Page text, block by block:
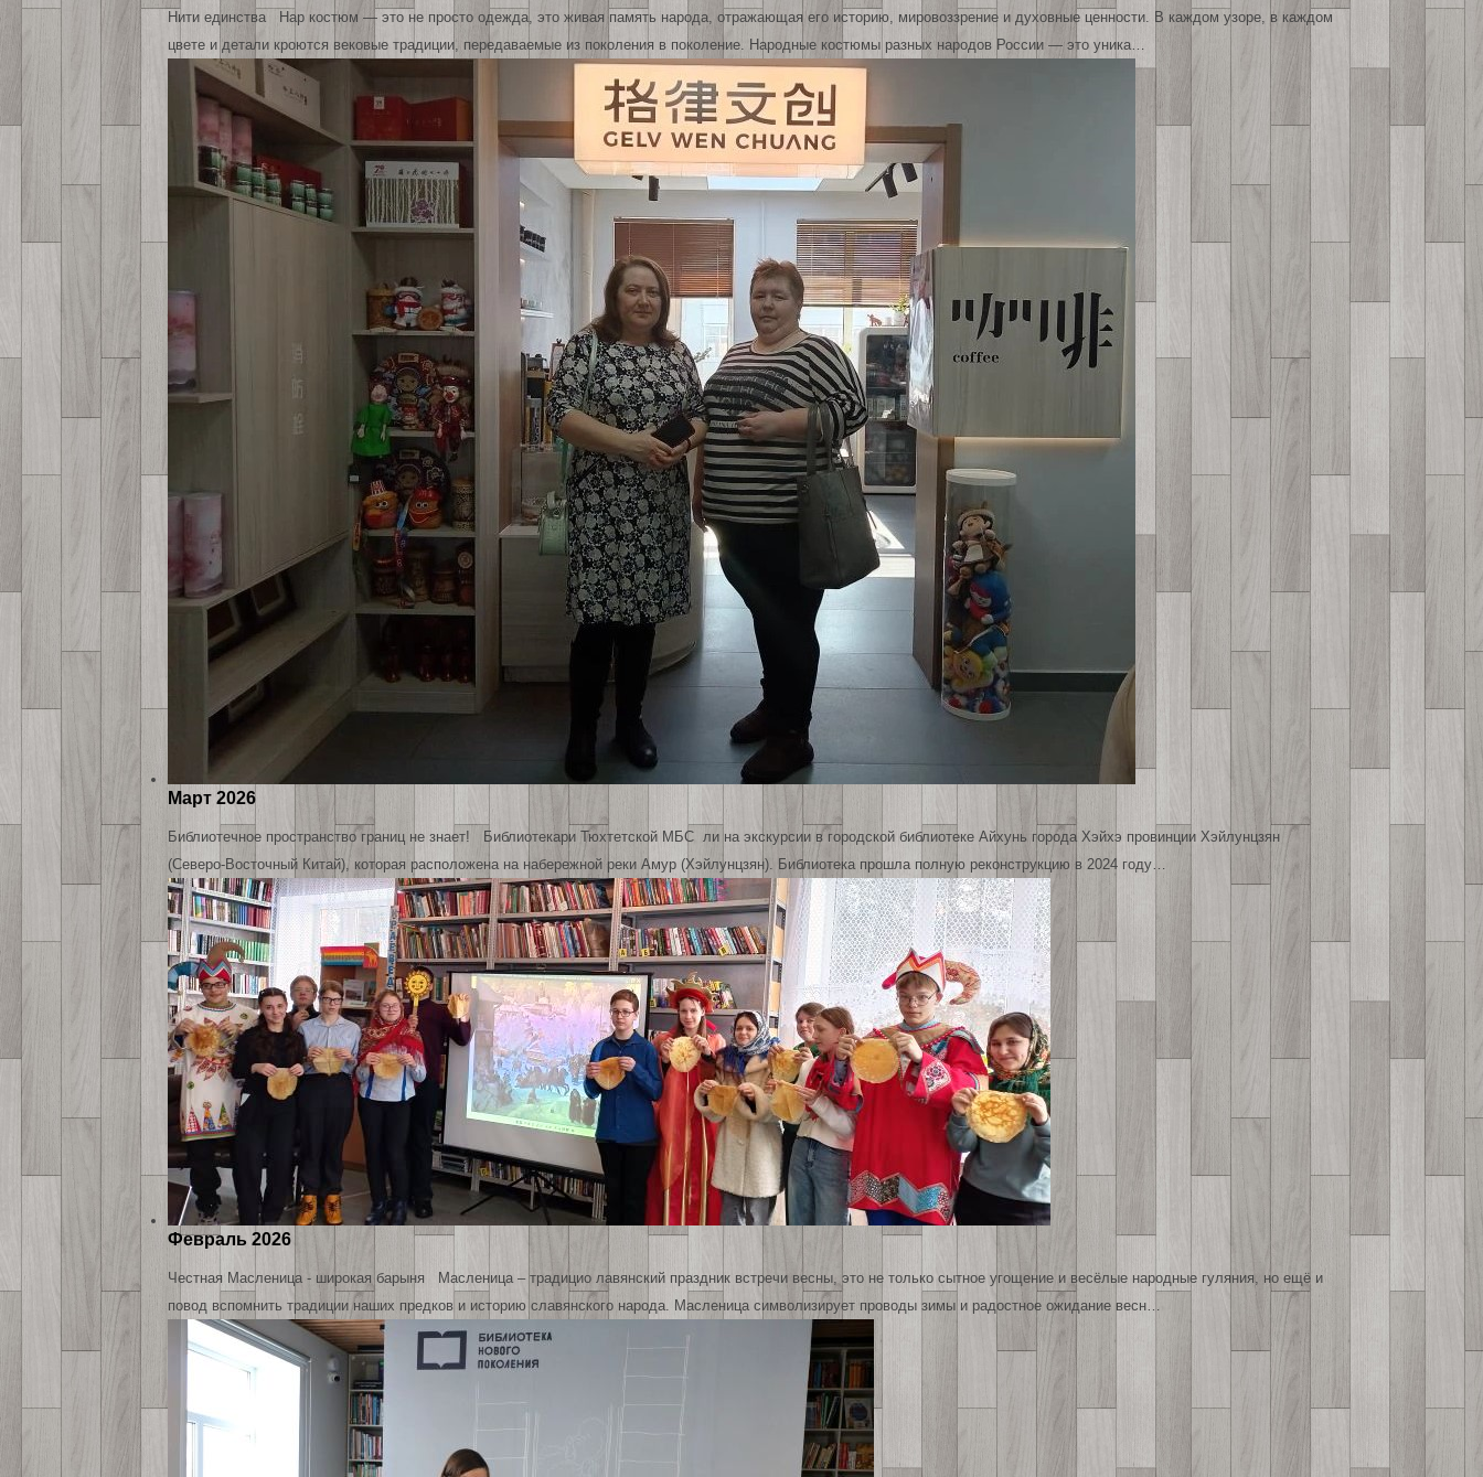
Нити единства Нар костюм — это не просто одежда, это живая память народа, отражающая его историю, мировоззрение и духовные ценности. В каждом узоре, в каждом
цвете и детали кроются вековые традиции, передаваемые из поколения в поколение. Народные костюмы разных народов России — это уника…
Март 2026
Библиотечное пространство границ не знает! Библиотекари Тюхтетской МБС ли на экскурсии в городской библиотеке Айхунь города Хэйхэ провинции Хэйлунцзян
(Северо-Восточный Китай), которая расположена на набережной реки Амур (Хэйлунцзян). Библиотека прошла полную реконструкцию в 2024 году…
Февраль 2026
Честная Масленица - широкая барыня Масленица – традицио лавянский праздник встречи весны, это не только сытное угощение и весёлые народные гуляния, но ещё и
повод вспомнить традиции наших предков и историю славянского народа. Масленица символизирует проводы зимы и радостное ожидание весн…